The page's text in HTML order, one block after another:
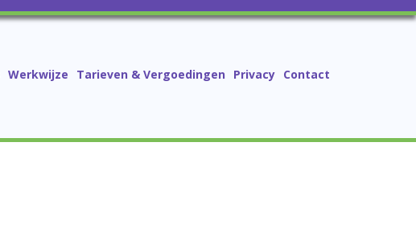
Werkwijze Tarieven & Vergoedingen Privacy Contact